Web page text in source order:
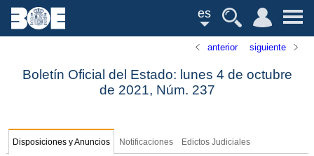
es
anterior siguiente
Boletín Oficial del Estado: lunes 4 de octubre
de 2021, Núm. 237
Disposiciones y Anuncios Notificaciones Edictos Judiciales